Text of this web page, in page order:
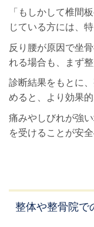
「もしかして椎間
じている方には、
反り腰が原因で坐
れる場合も、まず
診断結果をもとに
めると、より効果
痛みやしびれが強
を受けることが安
整体や整骨院で